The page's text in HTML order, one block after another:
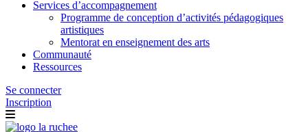
Services d’accompagnement
Programme de conception d’activités pédagogiques
artistiques
Mentorat en enseignement des arts
Communauté
Ressources
Se connecter
Inscription